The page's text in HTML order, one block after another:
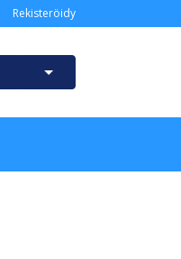
Rekisteröidy
Avaa ostoskori